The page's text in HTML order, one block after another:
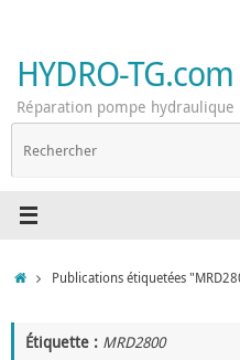
contenu
HYDRO-TG.com
Réparation pompe hydraulique
AccueilPublications étiquetées
Étiquette : MRD2800